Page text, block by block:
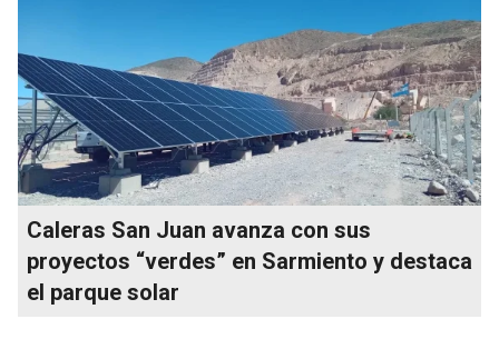
Caleras San Juan avanza con sus
proyectos “verdes” en Sarmiento y destaca
el parque solar